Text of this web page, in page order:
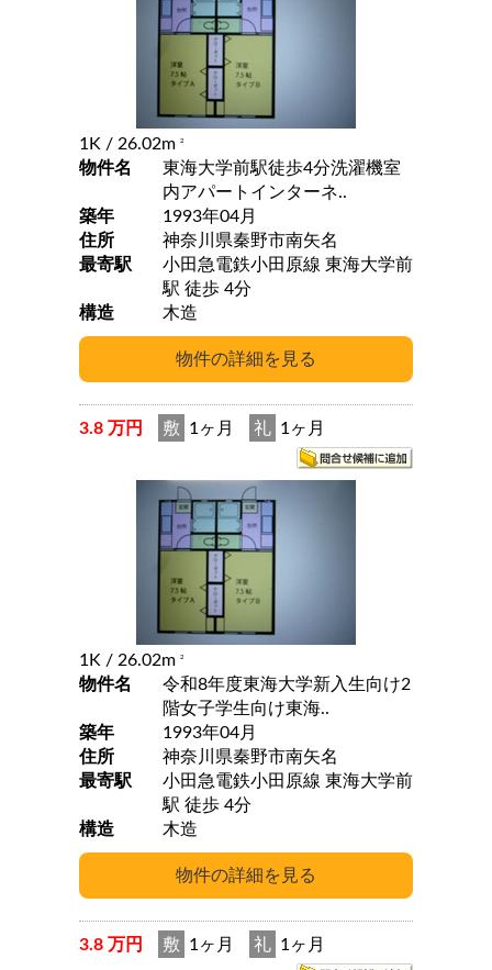
1K / 26.02m 2
物件名
東海大学前駅徒歩4分洗濯機室
内アパートインターネ..
築年
1993年04月
住所
神奈川県秦野市南矢名
最寄駅
小田急電鉄小田原線 東海大学前
駅 徒歩 4分
構造
木造
3.8 万円 敷 1ヶ月 礼 1ヶ月
1K / 26.02m 2
物件名
令和8年度東海大学新入生向け2
階女子学生向け東海..
築年
1993年04月
住所
神奈川県秦野市南矢名
最寄駅
小田急電鉄小田原線 東海大学前
駅 徒歩 4分
構造
木造
3.8 万円 敷 1ヶ月 礼 1ヶ月